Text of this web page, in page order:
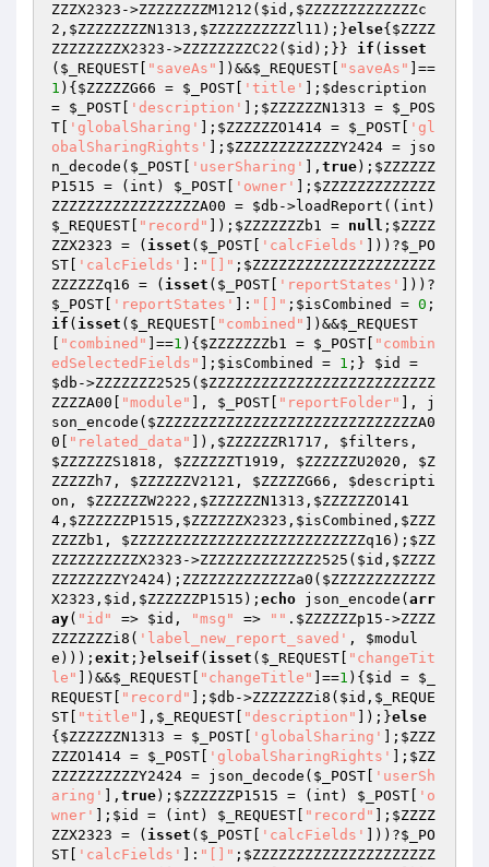
ZZZX2323 ->ZZZZZZZZM1212( $id , $ZZZZZZZZZZZZZc
2 , $ZZZZZZZZN1313 , $ZZZZZZZZZZl11 );}else{ $ZZZZ
ZZZZZZZZX2323 ->ZZZZZZZZC22( $id );}} if ( isset
( $_REQUEST "saveAs" ])&&$_REQUEST "saveAs"
]==
1 ){ $ZZZZZG66 = $_POST 'title' ]; $description
= $_POST 'description' ]; $ZZZZZZN1313 = $_POS
T
'globalSharing' ]; $ZZZZZZO1414 = $_POST
'gl
obalSharingRights'
]; $ZZZZZZZZZZZZY2424 = jso
n_decode( $_POST 'userSharing' ], true); $ZZZZZZ
P1515 = (int) $_POST 'owner' ]; $ZZZZZZZZZZZZZ
ZZZZZZZZZZZZZZZZZA00 = $db ->loadReport((int)
$_REQUEST
"record" ]); $ZZZZZZZb1 = null ; $ZZZZ
ZZX2323 = ( isset ( $_POST 'calcFields' ]))?$_PO
ST
'calcFields' ]: "[]" ; $ZZZZZZZZZZZZZZZZZZZZZ
ZZZZZZq16 = ( isset ( $_POST 'reportStates'
]))?
$_POST
'reportStates' ]: "[]" ; $isCombined = 0 ;
if ( isset ( $_REQUEST "combined" ])&&$_REQUEST
"combined" ]==1 ){ $ZZZZZZZb1 = $_POST
"combin
edSelectedFields"
]; $isCombined = 1 ;} $id
$db ->ZZZZZZZ2525( $ZZZZZZZZZZZZZZZZZZZZZZZZZZ
ZZZZA00
"module" ], $_POST "reportFolder"
], j
son_encode( $ZZZZZZZZZZZZZZZZZZZZZZZZZZZZZZA0
0
"related_data" ]), $ZZZZZZR1717 , $filters
$ZZZZZZS1818 , $ZZZZZZT1919 , $ZZZZZZU2020 , $Z
ZZZZZh7 , $ZZZZZZV2121 , $ZZZZZG66 , $descripti
on , $ZZZZZZW2222 , $ZZZZZZN1313 , $ZZZZZZO141
4 , $ZZZZZZP1515 , $ZZZZZZX2323 , $isCombined , $ZZZ
ZZZZb1 , $ZZZZZZZZZZZZZZZZZZZZZZZZZZZq16 ); $ZZ
ZZZZZZZZZZX2323 ->ZZZZZZZZZZZZZ2525( $id , $ZZZZ
ZZZZZZZZY2424);ZZZZZZZZZZZZZa0( $ZZZZZZZZZZZZ
X2323 , $id , $ZZZZZZP1515 ); echo json_encode( arr
ay( "id" => $id , "msg" => "" . $ZZZZZZp15 ->ZZZZ
ZZZZZZZi8( 'label_new_report_saved' , $modul
e ))); exit ;}elseif ( isset ( $_REQUEST
"changeTit
le"
])&&$_REQUEST "changeTitle" ]==1 ){ $id = $_
REQUEST
"record" ]; $db ->ZZZZZZZi8( $id , $_REQUE
ST
"title" ], $_REQUEST "description" ]);}else
{ $ZZZZZZN1313 = $_POST 'globalSharing' ]; $ZZZ
ZZZO1414 = $_POST 'globalSharingRights' ]; $ZZ
ZZZZZZZZZZY2424 = json_decode( $_POST
'userSh
aring'
], true); $ZZZZZZP1515 = (int) $_POST
'o
wner'
]; $id = (int) $_REQUEST "record" ]; $ZZZZ
ZZX2323 = ( isset ( $_POST 'calcFields' ]))?$_PO
ST
'calcFields' ]: "[]" ; $ZZZZZZZZZZZZZZZZZZZZZ